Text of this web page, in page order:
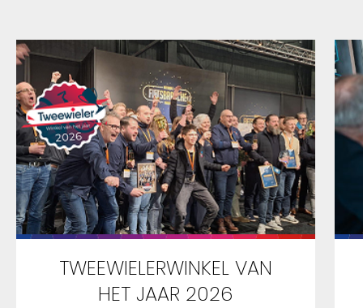
TWEEWIELERWINKEL VAN
HET JAAR 2026